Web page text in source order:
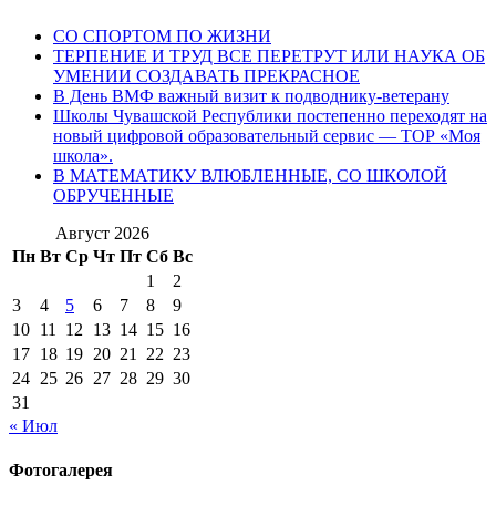
СО СПОРТОМ ПО ЖИЗНИ
ТЕРПЕНИЕ И ТРУД ВСЕ ПЕРЕТРУТ ИЛИ НАУКА ОБ
УМЕНИИ СОЗДАВАТЬ ПРЕКРАСНОЕ
В День ВМФ важный визит к подводнику-ветерану
Школы Чувашской Республики постепенно переходят на
новый цифровой образовательный сервис — ТОР «Моя
школа».
В МАТЕМАТИКУ ВЛЮБЛЕННЫЕ, СО ШКОЛОЙ
ОБРУЧЕННЫЕ
Август 2026
Пн Вт Ср Чт Пт Сб Вс
1
2
3
4 5 6 7 8
9
10 11 12 13 14 15 16
17 18 19 20 21 22 23
24 25 26 27 28 29 30
31
« Июл
Фотогалерея